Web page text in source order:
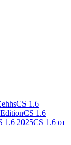
CS 1.6
CS 1.6
1.6 2025CS 1.6 от